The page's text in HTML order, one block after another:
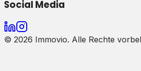
Social Media
© 2026 Immovio. Alle Rechte